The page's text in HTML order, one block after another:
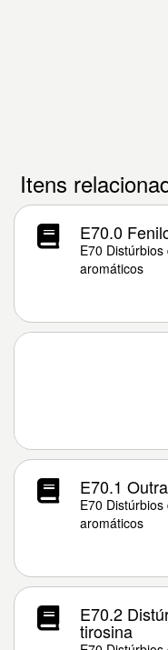
Itens
E70.0
E70
aromáticos
E70.1
E70
aromáticos
E70.2
tirosina